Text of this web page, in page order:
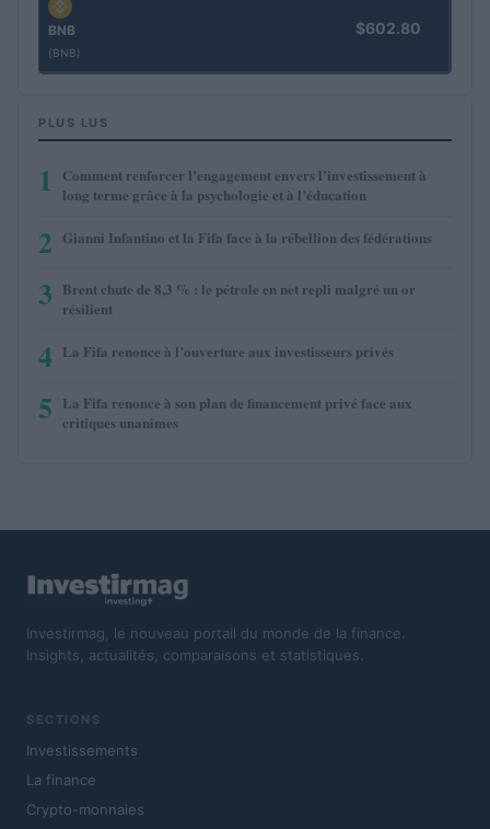
BNB
(BNB)
$602.80
PLUS LUS
1
Comment renforcer l’engagement envers l’investissement à
long terme grâce à la psychologie et à l’éducation
2 Gianni Infantino et la Fifa face à la rébellion des fédérations
3 Brent chute de 8,3 % : le pétrole en net repli malgré un or
résilient
4 La Fifa renonce à l’ouverture aux investisseurs privés
5 La Fifa renonce à son plan de financement privé face aux
critiques unanimes
Investirmag, le nouveau portail du monde de la finance.
Insights, actualités, comparaisons et statistiques.
SECTIONS
Investissements
La finance
Crypto-monnaies